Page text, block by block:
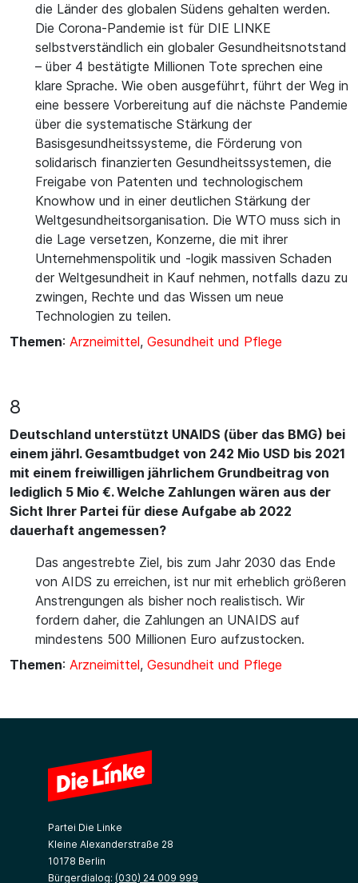
die Länder des globalen Südens gehalten werden.
Die Corona-Pandemie ist für DIE LINKE
selbstverständlich ein globaler Gesundheitsnotstand
– über 4 bestätigte Millionen Tote sprechen eine
klare Sprache. Wie oben ausgeführt, führt der Weg in
eine bessere Vorbereitung auf die nächste Pandemie
über die systematische Stärkung der
Basisgesundheitssysteme, die Förderung von
solidarisch finanzierten Gesundheitssystemen, die
Freigabe von Patenten und technologischem
Knowhow und in einer deutlichen Stärkung der
Weltgesundheitsorganisation. Die WTO muss sich in
die Lage versetzen, Konzerne, die mit ihrer
Unternehmenspolitik und -logik massiven Schaden
der Weltgesundheit in Kauf nehmen, notfalls dazu zu
zwingen, Rechte und das Wissen um neue
Technologien zu teilen.
Themen: Arzneimittel, Gesundheit und Pflege
8
Deutschland unterstützt UNAIDS (über das BMG) bei
einem jährl. Gesamtbudget von 242 Mio USD bis 2021
mit einem freiwilligen jährlichem Grundbeitrag von
lediglich 5 Mio €. Welche Zahlungen wären aus der
Sicht Ihrer Partei für diese Aufgabe ab 2022
dauerhaft angemessen?
Das angestrebte Ziel, bis zum Jahr 2030 das Ende
von AIDS zu erreichen, ist nur mit erheblich größeren
Anstrengungen als bisher noch realistisch. Wir
fordern daher, die Zahlungen an UNAIDS auf
mindestens 500 Millionen Euro aufzustocken.
Themen: Arzneimittel, Gesundheit und Pflege
Partei Die Linke
Kleine Alexanderstraße 28
10178 Berlin
Bürgerdialog: (030) 24 009 999